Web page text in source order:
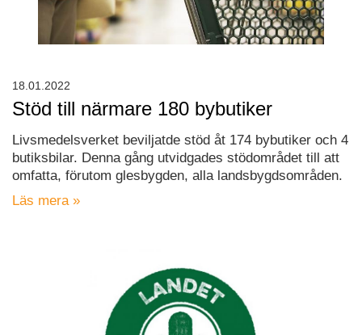
Stöd till närmare 180 bybutiker
Livsmedelsverket beviljatde stöd åt 174 bybutiker och 4
butiksbilar. Denna gång utvidgades stödområdet till att
omfatta, förutom glesbygden, alla landsbygdsområden.
Läs mera »
18.01.2022